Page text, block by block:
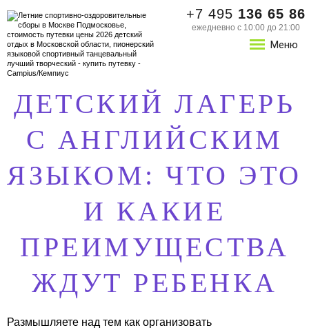
+7 495 136 65 86
ежедневно с 10:00 до 21:00
Меню
ДЕТСКИЙ ЛАГЕРЬ
С АНГЛИЙСКИМ
ЯЗЫКОМ: ЧТО ЭТО
И КАКИЕ
ПРЕИМУЩЕСТВА
ЖДУТ РЕБЕНКА
Размышляете над тем как организовать